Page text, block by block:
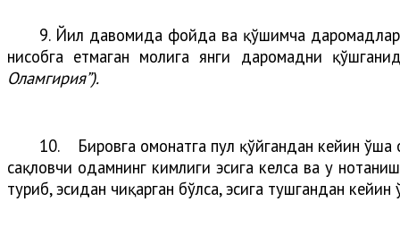
9. Йил давомида фойда ва қўшимча даромадлар
нисобга етмаган молига янги даромадни
Оламгирия”).
10.
Бировга омонатга пул қўйгандан кейин
сақловчи одамнинг кимлиги эсига келса ва у
туриб, эсидан чиқарган бўлса, эсига тушгандан